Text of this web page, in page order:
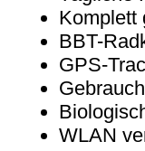
Komplett
BBT-
GPS-
WLAN